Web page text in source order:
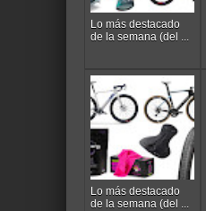
Lo más destacado
de la semana (del ...
Lo más destacado
de la semana (del ...